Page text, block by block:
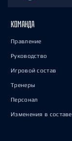
КОМАНДА
Правление
Руководство
Игровой состав
Тренеры
Персонал
Изменения в составе